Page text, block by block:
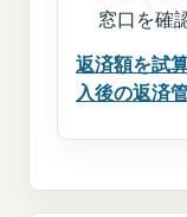
窓口を確
返済額を試
入後の返済